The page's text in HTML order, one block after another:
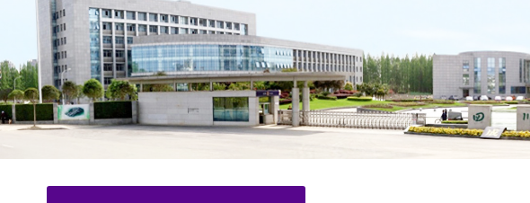
机构设置
学院制度 副教授
讲师及其他
行政管理
教学成果奖励
新兽药证书
博士后